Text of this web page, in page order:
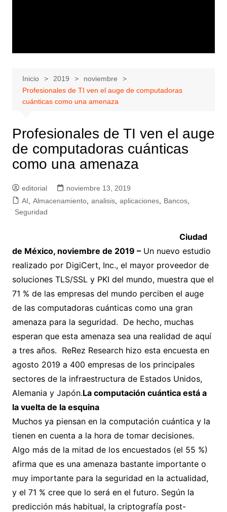
Inicio 2019
noviembre
Profesionales de TI ven el auge de computadoras
cuánticas como una amenaza
Profesionales de TI ven el auge
de computadoras cuánticas
como una amenaza
editorial
noviembre 13, 2019
AI
Almacenamiento, analisis, aplicaciones, Bancos,
Seguridad
Ciudad
de México, noviembre de 2019 –Un nuevo estudio
realizado por DigiCert, Inc., el mayor proveedor de
soluciones TLS/SSL y PKI del mundo, muestra que el
71 % de las empresas del mundo perciben el auge
de las computadoras cuánticas como una gran
amenaza para la seguridad. De hecho, muchas
esperan que esta amenaza sea una realidad de aquí
a tres años. ReRez Research hizo esta encuesta en
agosto 2019 a 400 empresas de los principales
sectores de la infraestructura de Estados Unidos,
Alemania y Japón.La computación cuántica está a
la vuelta de la esquina
Muchos ya piensan en la computación cuántica y la
tienen en cuenta a la hora de tomar decisiones.
Algo más de la mitad de los encuestados (el 55 %)
afirma que es una amenaza bastante importante o
muy importante para la seguridad en la actualidad,
y el 71 % cree que lo será en el futuro. Según la
predicción más habitual, la criptografía post-